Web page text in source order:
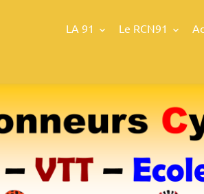
LA 91 Le RCN91